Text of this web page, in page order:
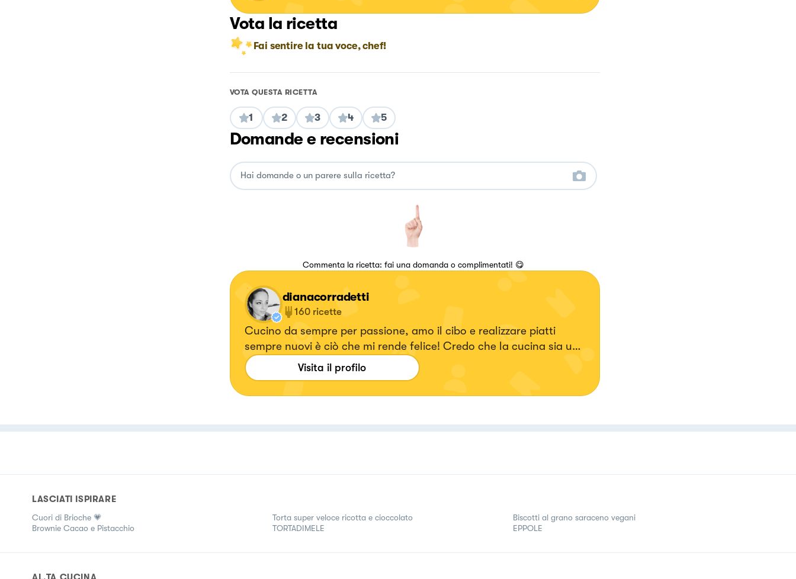
Vota la ricetta
Fai sentire la tua voce, chef!
VOTA QUESTA RICETTA
1 2 3 4 5
Domande e recensioni
Commenta la ricetta: fai una domanda o complimentati! 😋
dianacorradetti
160 ricette
Cucino da sempre per passione, amo il cibo e realizzare piatti
sempre nuovi è ciò che mi rende felice! Credo che la cucina sia una
delle espressioni artistiche più densa di amore che esista💖
https://www.instagram.com/dianacor14/
Visita il profilo
LASCIATI ISPIRARE
Cuori di Brioche 💗
Brownie Cacao e Pistacchio
Torta super veloce ricotta e cioccolato
TORTADIMELE
Biscotti al grano saraceno vegani
EPPOLE